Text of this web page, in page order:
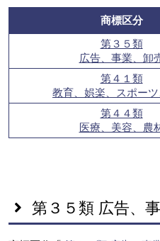
商標区分
第３５類
広告、事業、卸
第４１類
教育、娯楽、スポー
第４４類
医療、美容、農
第３５類 広告、